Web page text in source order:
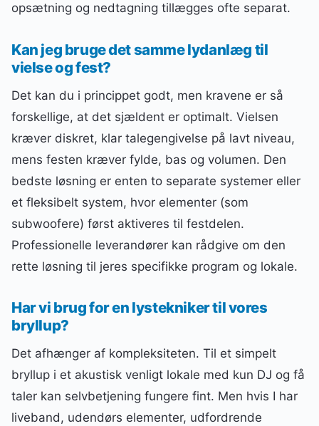
opsætning og nedtagning tillægges ofte separat.
Kan jeg bruge det samme lydanlæg til
vielse og fest?
Det kan du i princippet godt, men kravene er så
forskellige, at det sjældent er optimalt. Vielsen
kræver diskret, klar talegengivelse på lavt niveau,
mens festen kræver fylde, bas og volumen. Den
bedste løsning er enten to separate systemer eller
et fleksibelt system, hvor elementer (som
subwoofere) først aktiveres til festdelen.
Professionelle leverandører kan rådgive om den
rette løsning til jeres specifikke program og lokale.
Har vi brug for en lystekniker til vores
bryllup?
Det afhænger af kompleksiteten. Til et simpelt
bryllup i et akustisk venligt lokale med kun DJ og få
taler kan selvbetjening fungere fint. Men hvis I har
liveband, udendørs elementer, udfordrende